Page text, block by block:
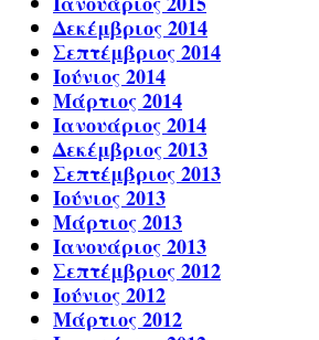
Δεκέμβριος 2014
Σεπτέμβριος 2014
Ιούνιος 2014
Μάρτιος 2014
Ιανουάριος 2014
Δεκέμβριος 2013
Σεπτέμβριος 2013
Ιούνιος 2013
Μάρτιος 2013
Ιανουάριος 2013
Σεπτέμβριος 2012
Ιούνιος 2012
Μάρτιος 2012